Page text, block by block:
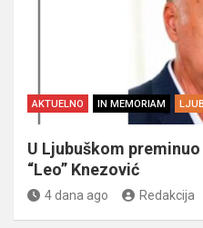
AKTUELNO IN MEMORIAM
U Ljubuškom
“Leo” Knezović
4 dana ago Redakcija